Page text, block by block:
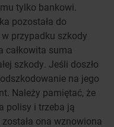
tylko bankowi.
pozostała do
przypadku szkody
całkowita suma
szkody. Jeśli doszło
na jego
Należy pamiętać, że
polisy i trzeba ją
ona wznowiona